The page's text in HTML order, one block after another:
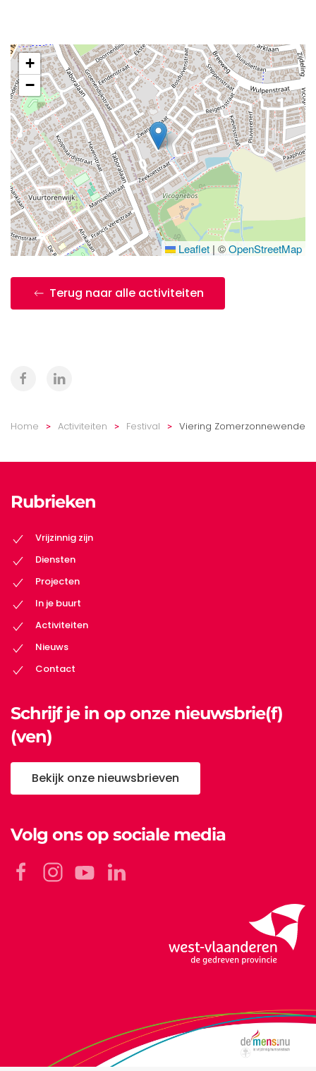
+
−
Leaflet | ©OpenStreetMap
Terug naar alle activiteiten
Home Activiteiten Festival Viering Zomerzonnewende
Rubrieken
Vrijzinnig zijn
Diensten
Projecten
In je buurt
Activiteiten
Nieuws
Contact
Schrijf je in op onze nieuwsbrie(f)
(ven)
Bekijk onze nieuwsbrieven
Volg ons op sociale media